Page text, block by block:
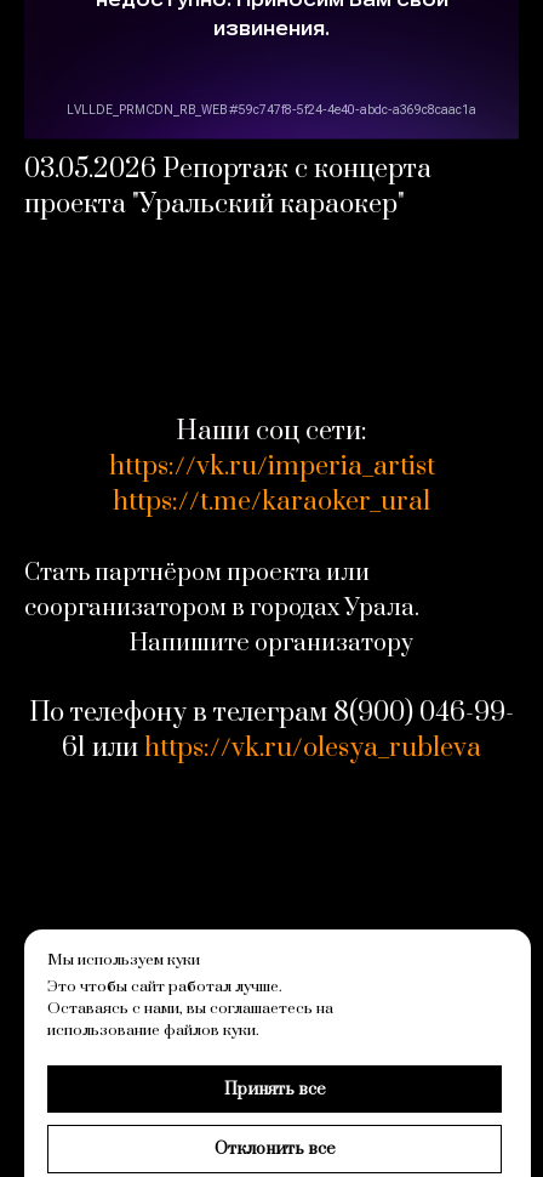
03.05.2026 Репортаж с концерта
проекта "Уральский караокер"
Наши соц сети:
https://vk.ru/imperia_artist
https://t.me/karaoker_ural
Стать партнёром проекта или
соорганизатором в городах Урала.
Напишите организатору
По телефону в телеграм 8(900) 046-99-
61 илиhttps://vk.ru/olesya_rubleva
На главную
Политика конфиденциальности
Пользовательское соглашение
© 2024 IMPERIALITY
Вернуться наверх
Мы используем куки
Это чтобы сайт работал лучше.
Оставаясь с нами, вы соглашаетесь на
использование файлов куки.
Принять все
Отклонить все